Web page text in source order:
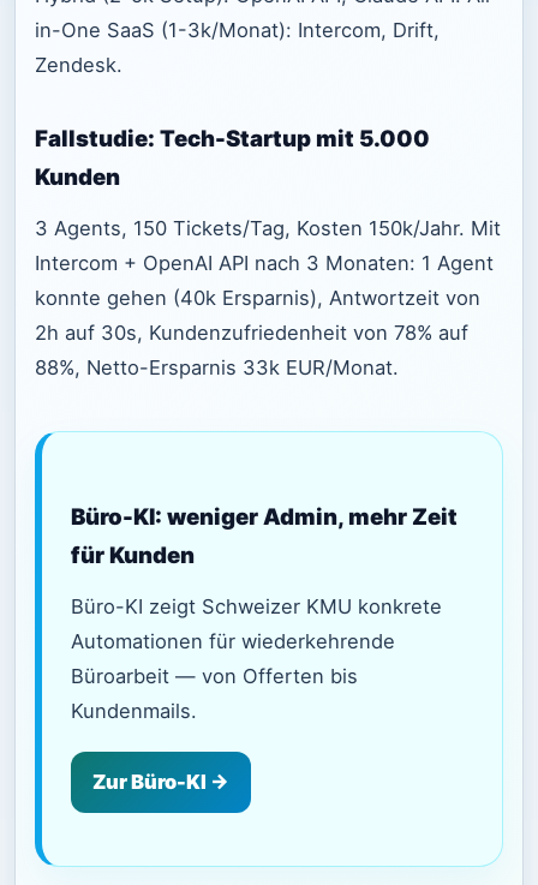
in-One SaaS (1-3k/Monat): Intercom, Drift,
Zendesk.
Fallstudie: Tech-Startup mit 5.000
Kunden
3 Agents, 150 Tickets/Tag, Kosten 150k/Jahr. Mit
Intercom + OpenAI API nach 3 Monaten: 1 Agent
konnte gehen (40k Ersparnis), Antwortzeit von
2h auf 30s, Kundenzufriedenheit von 78% auf
88%, Netto-Ersparnis 33k EUR/Monat.
Büro-KI: weniger Admin, mehr Zeit
für Kunden
Büro-KI zeigt Schweizer KMU konkrete
Automationen für wiederkehrende
Büroarbeit — von Offerten bis
Kundenmails.
Zur Büro-KI →